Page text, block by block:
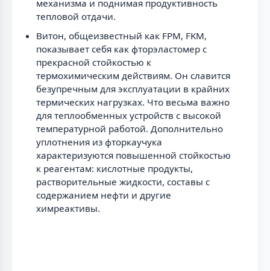
механизма и поднимая продуктивность
тепловой отдачи.
Витон, общеизвестный как FPM, FKM,
показывает себя как фторэластомер с
прекрасной стойкостью к
термохимическим действиям. Он славится
безупречным для эксплуатации в крайних
термических нагрузках. Что весьма важно
для теплообменных устройств с высокой
температурной работой. Дополнительно
уплотнения из фторкаучука
характеризуются повышенной стойкостью
к реагентам: кислотные продукты,
растворительные жидкости, составы с
содержанием нефти и другие
химреактивы.